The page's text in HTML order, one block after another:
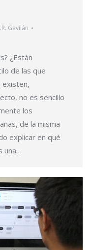
Gavilán
¿Están
de las que
existen,
no es sencillo
los
de la misma
explicar en qué
una…